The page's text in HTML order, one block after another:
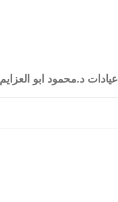
عيادات د.محمود ابو العزايم